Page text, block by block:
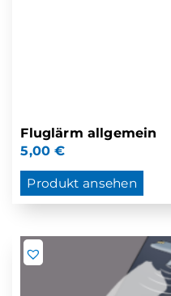
Fluglärm allgemein
5,00€
Produkt ansehen